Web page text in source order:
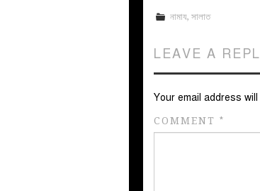
নামায,সালাত
LEAVE A
Your email address
COMMENT *